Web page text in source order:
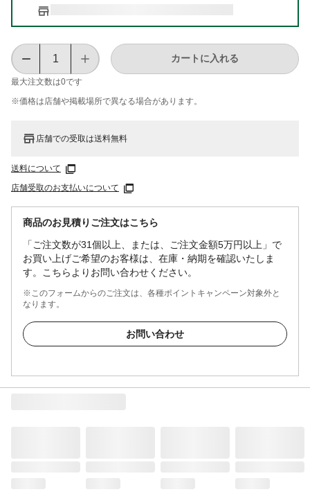
最大注文数は0です
カートに入れる
※価格は​店舗や​掲載場所で​異なる​場合が​あります。
店舗での受取は送料無料
送料について
店舗受取のお支払いについて
商品のお見積りご注文はこちら
「ご注文数が31個以上、または、ご注文金額5万円以上」で
お買い上げご希望のお客様は、在庫・納期を確認いたしま
す。こちらよりお問い合わせください。
※このフォームからのご注文は、各種ポイントキャンペーン対象外と
なります。
お問い合わせ